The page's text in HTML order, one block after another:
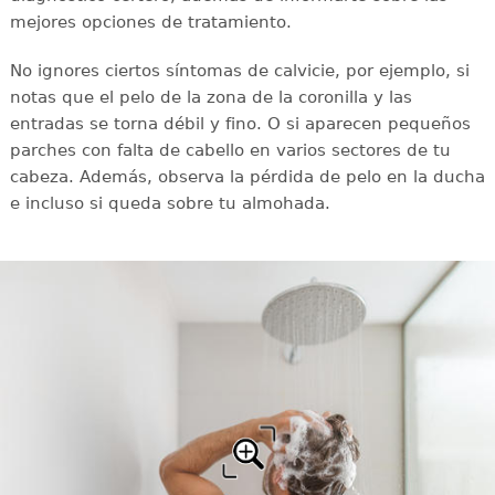
mejores opciones de tratamiento.
No ignores ciertos síntomas de calvicie, por ejemplo, si
notas que el pelo de la zona de la coronilla y las
entradas se torna débil y fino. O si aparecen pequeños
parches con falta de cabello en varios sectores de tu
cabeza. Además, observa la pérdida de pelo en la ducha
e incluso si queda sobre tu almohada.